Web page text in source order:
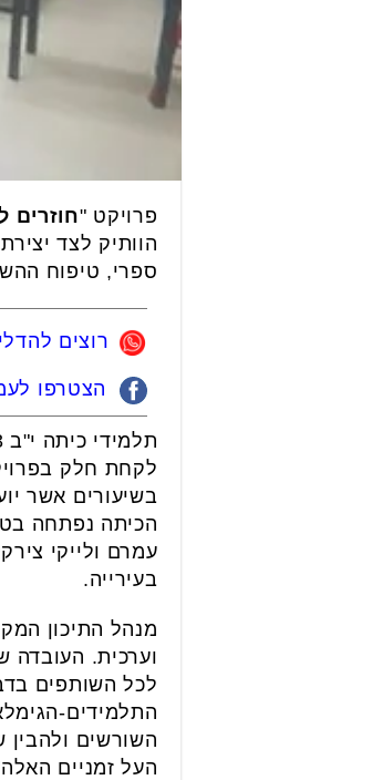
פרויקט "חוזרים
הוותיק לצד
ספרי, טיפוח
רוצים
הצטרפו
לקחת חלק
בשיעורים אשר
הכיתה נפתחה
עמרם ולייקי
בעירייה.
מנהל התיכון
וערכית. העובדה
לכל השותפים
התלמידים-
השורשים ולהבין
העל זמניים